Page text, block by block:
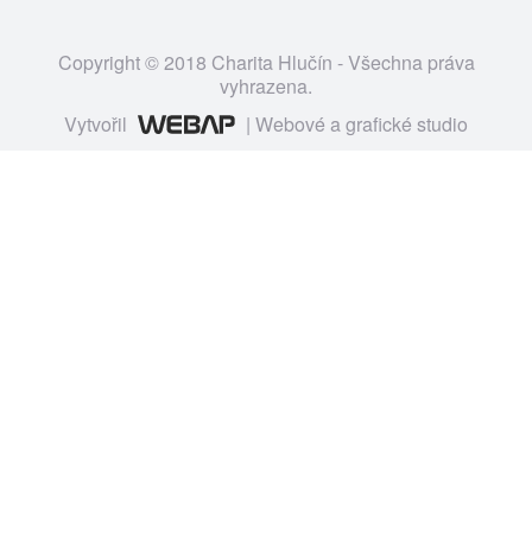
Copyright © 2018 Charita Hlučín - Všechna práva
vyhrazena.
Vytvořil
| Webové a grafické studio